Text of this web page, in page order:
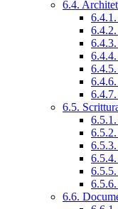
6.4.
6.5.
6.6.